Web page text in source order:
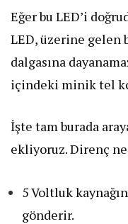
Eğer bu LED’i
LED, üzerine gelen
dalgasına
içindeki minik tel
İşte tam burada
ekliyoruz. Direnç ne
5 Voltluk
gönderir.